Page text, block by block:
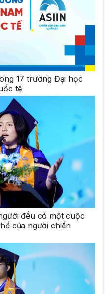
17 trường Đại học
tế
đều có một cuộc
của người chiến